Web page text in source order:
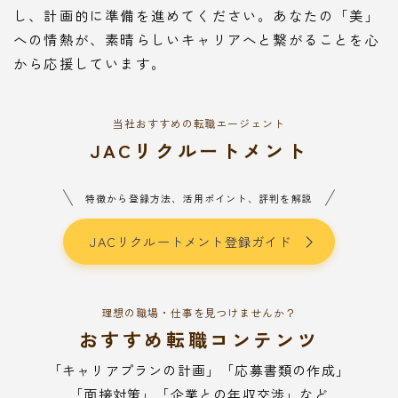
し、計画的に準備を進めてください。あなたの「美」
への情熱が、素晴らしいキャリアへと繋がることを心
から応援しています。
当社おすすめの転職エージェント
JACリクルートメント
特徴から登録方法、活用ポイント、評判を解説
JACリクルートメント登録ガイド
理想の職場・仕事を見つけませんか？
おすすめ転職コンテンツ
「キャリアプランの計画」「応募書類の作成」
「面接対策」「企業との年収交渉」など